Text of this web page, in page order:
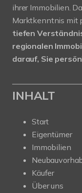
ihrer Immobilien.
Marktkenntnis mit
tiefen
regionalen
darauf, Sie
INHALT
Start
Eigentümer
Immobilien
Käufer
Über uns